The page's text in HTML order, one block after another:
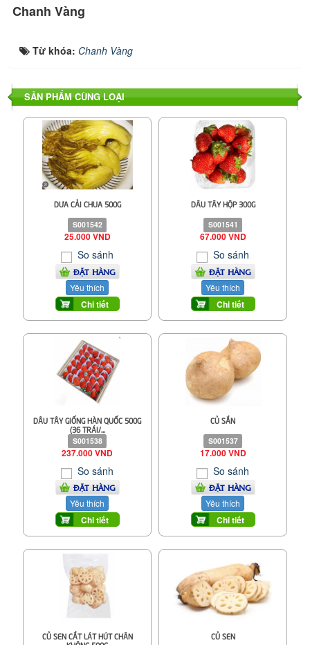
Chanh Vàng
Từ khóa: Chanh Vàng
SẢN PHẨM CÙNG LOẠI
DƯA CẢI CHUA 500G
S001542
25.000 VND
So sánh
ĐẶT HÀNG
Yêu thích
Chi tiết
DÂU TÂY HỘP 300G
S001541
67.000 VND
So sánh
ĐẶT HÀNG
Yêu thích
Chi tiết
DÂU TÂY GIỐNG HÀN QUỐC 500G
(36 TRÁI/...
S001538
237.000 VND
So sánh
ĐẶT HÀNG
Yêu thích
Chi tiết
CỦ SẮN
S001537
17.000 VND
So sánh
ĐẶT HÀNG
Yêu thích
Chi tiết
CỦ SEN CẮT LÁT HÚT CHÂN
CỦ SEN